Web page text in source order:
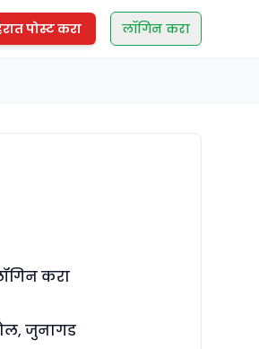
पोस्ट करा लॉगिन करा
करा
जुनागड